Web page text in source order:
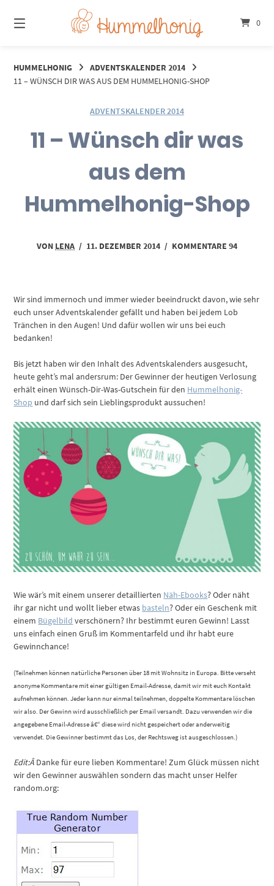
zum
Inhalt
0
HUMMELHONIG
ADVENTSKALENDER 2014
11 – WÜNSCH DIR WAS AUS DEM HUMMELHONIG-SHOP
ADVENTSKALENDER 2014
11 – Wünsch dir was
aus dem
Hummelhonig-Shop
VON LENA / 11. DEZEMBER 2014 / KOMMENTARE 94
Wir sind immernoch und immer wieder beeindruckt davon, wie sehr
euch unser Adventskalender gefällt und haben bei jedem Lob
Tränchen in den Augen! Und dafür wollen wir uns bei euch
bedanken!
Bis jetzt haben wir den Inhalt des Adventskalenders ausgesucht,
heute geht’s mal andersrum: Der Gewinner der heutigen Verlosung
erhält einen Wünsch-Dir-Was-Gutschein für den Hummelhonig-
Shop und darf sich sein Lieblingsprodukt aussuchen!
Wie wär’s mit einem unserer detaillierten Näh-Ebooks? Oder näht
ihr gar nicht und wollt lieber etwas basteln? Oder ein Geschenk mit
einem Bügelbild verschönern? Ihr bestimmt euren Gewinn! Lasst
uns einfach einen Gruß im Kommentarfeld und ihr habt eure
Gewinnchance!
(Teilnehmen können natürliche Personen über 18 mit Wohnsitz in Europa. Bitte verseht
anonyme Kommentare mit einer gültigen Email-Adresse, damit wir mit euch Kontakt
aufnehmen können. Jeder kann nur einmal teilnehmen, doppelte Kommentare löschen
wir also. Der Gewinn wird ausschließlich per Email versandt. Dazu verwenden wir die
angegebene Email-Adresse â€“ diese wird nicht gespeichert oder anderweitig
verwendet. Die Gewinner bestimmt das Los, der Rechtsweg ist ausgeschlossen.)
Edit:ÂDanke für eure lieben Kommentare! Zum Glück müssen nicht
wir den Gewinner auswählen sondern das macht unser Helfer
random.org: